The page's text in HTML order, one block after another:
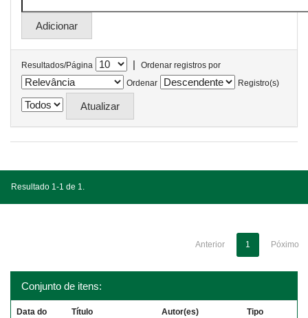
Resultados/Página |
Ordenar registros por
Ordenar
Registro(s)
Resultado 1-1 de 1.
Anterior 1 Póximo
Conjunto de itens:
Data do
Título Autor(es) Tipo